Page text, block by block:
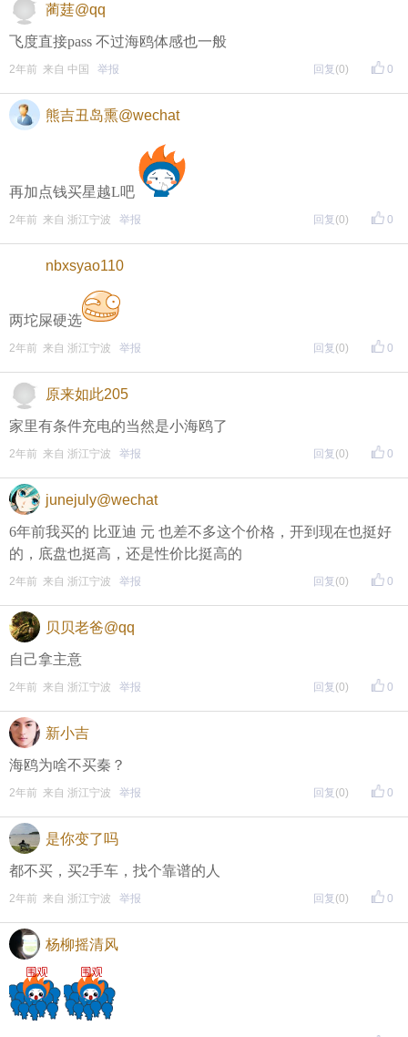
蔺莛@qq
飞度直接pass 不过海鸥体感也一般
0
2年前 来自 中国 举报 回复 (0)
熊吉丑岛熏@wechat
再加点钱买星越L吧
0
2年前 来自 浙江宁波 举报 回复 (0)
nbxsyao110
两坨屎硬选
0
2年前 来自 浙江宁波 举报 回复 (0)
原来如此205
家里有条件充电的当然是小海鸥了
0
2年前 来自 浙江宁波 举报 回复 (0)
junejuly@wechat
6年前我买的 比亚迪 元 也差不多这个价格，开到现在也挺好
的，底盘也挺高，还是性价比挺高的
0
2年前 来自 浙江宁波 举报 回复 (0)
贝贝老爸@qq
自己拿主意
0
2年前 来自 浙江宁波 举报 回复 (0)
新小吉
海鸥为啥不买秦？
0
2年前 来自 浙江宁波 举报 回复 (0)
是你变了吗
都不买，买2手车，找个靠谱的人
0
2年前 来自 浙江宁波 举报 回复 (0)
杨柳摇清风